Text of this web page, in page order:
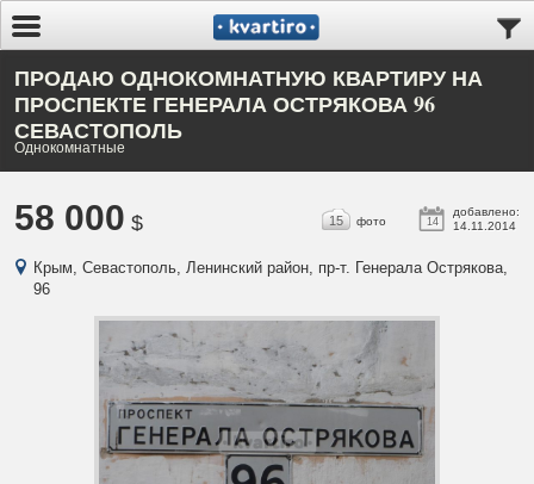
ПРОДАЮ ОДНОКОМНАТНУЮ КВАРТИРУ НА
ПРОСПЕКТЕ ГЕНЕРАЛА ОСТРЯКОВА 96
СЕВАСТОПОЛЬ
Однокомнатные
58 000 $ 14
добавлено:
14.11.2014
15 фото
Крым, Севастополь, Ленинский район, пр-т. Генерала Острякова,
96